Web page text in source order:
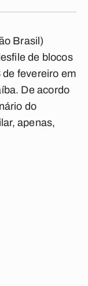
Brasil)
de blocos
de fevereiro em
De acordo
do
apenas,